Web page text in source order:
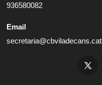
936580082
Email
secretaria@cbviladecans.cat